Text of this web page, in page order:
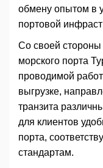
обмену опытом в
портовой
Со своей
морского порта
проводимой
выгрузке,
транзита
для клиентов
порта,
стандартам.